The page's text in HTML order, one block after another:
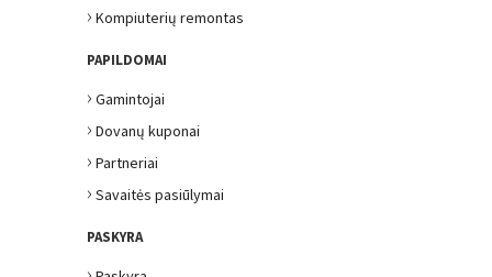
› Kompiuterių remontas
PAPILDOMAI
› Gamintojai
› Dovanų kuponai
› Partneriai
› Savaitės pasiūlymai
PASKYRA